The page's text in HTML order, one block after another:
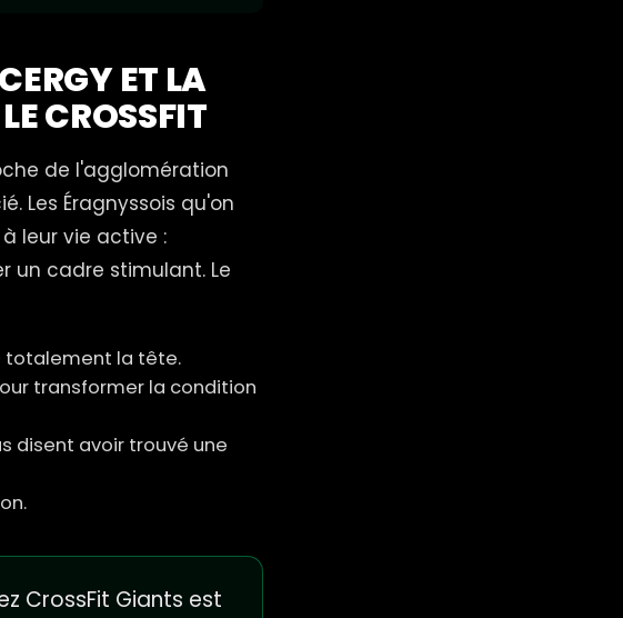
ET LA
CROSSFIT
de l'agglomération
Les Éragnyssois qu'on
leur vie active :
un cadre stimulant. Le
totalement la tête.
transformer la condition
disent avoir trouvé une
CrossFit Giants est